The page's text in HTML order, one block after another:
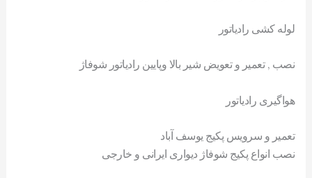
لوله کشی رادیاتور
نصب , تعمیر و تعویض شیر بالا وپایین رادیاتور شوفاژ
هواگیری رادیاتور
تعمیر و سرویس پکیج یوسف آباد
نصب انواع پکیج شوفاژ دیواری ایرانی و خارجی